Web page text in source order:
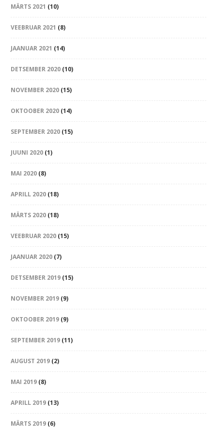
MÄRTS 2021 (10)
VEEBRUAR 2021 (8)
JAANUAR 2021 (14)
DETSEMBER 2020 (10)
NOVEMBER 2020 (15)
OKTOOBER 2020 (14)
SEPTEMBER 2020 (15)
JUUNI 2020 (1)
MAI 2020 (8)
APRILL 2020 (18)
MÄRTS 2020 (18)
VEEBRUAR 2020 (15)
JAANUAR 2020 (7)
DETSEMBER 2019 (15)
NOVEMBER 2019 (9)
OKTOOBER 2019 (9)
SEPTEMBER 2019 (11)
AUGUST 2019 (2)
MAI 2019 (8)
APRILL 2019 (13)
MÄRTS 2019 (6)